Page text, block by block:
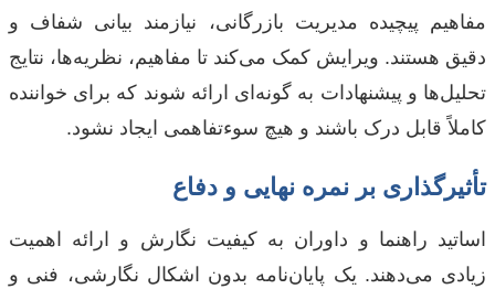
مفاهیم پیچیده مدیریت بازرگانی، نیازمند بیانی شفاف و
دقیق هستند. ویرایش کمک می‌کند تا مفاهیم، نظریه‌ها، نتایج
تحلیل‌ها و پیشنهادات به گونه‌ای ارائه شوند که برای خواننده
کاملاً قابل درک باشند و هیچ سوءتفاهمی ایجاد نشود.
تأثیرگذاری بر نمره نهایی و دفاع
اساتید راهنما و داوران به کیفیت نگارش و ارائه اهمیت
زیادی می‌دهند. یک پایان‌نامه بدون اشکال نگارشی، فنی و